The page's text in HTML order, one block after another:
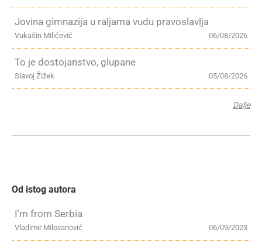
Jovina gimnazija u raljama vudu pravoslavlja
06/08/2026
Vukašin Milićević
To je dostojanstvo, glupane
05/08/2026
Slavoj Žižek
Dalje
Od istog autora
I'm from Serbia
06/09/2023
Vladimir Milovanović